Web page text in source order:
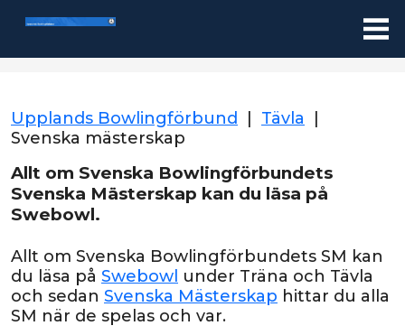
Upplands Bowlingförbund Tävla
Svenska mästerskap
Allt om Svenska Bowlingförbundets
Svenska Mästerskap kan du läsa på
Swebowl.
Allt om Svenska Bowlingförbundets SM kan
du läsa på Swebowl under Träna och Tävla
och sedan Svenska Mästerskap hittar du alla
SM när de spelas och var.